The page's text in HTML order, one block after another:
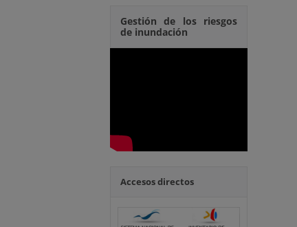
Gestión de los riesgos
de inundación
Accesos directos